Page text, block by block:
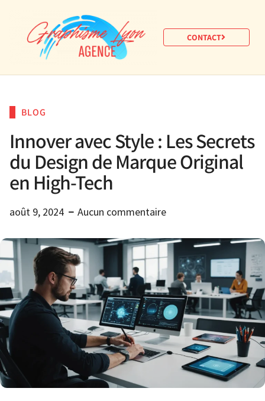
CONTACT
BLOG
Innover avec Style : Les Secrets
du Design de Marque Original
en High-Tech
août 9, 2024 Aucun commentaire